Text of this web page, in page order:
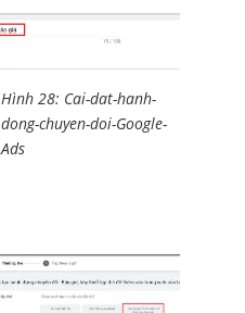
Hình 28: Cai-dat-hanh-
dong-chuyen-doi-Google-
Ads